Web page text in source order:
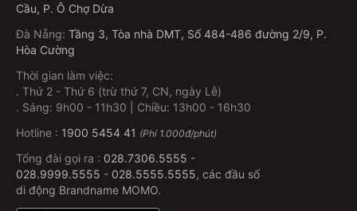
Cầu, P. Ô Chợ Dừa
Đà Nẵng: Tầng 3, Tòa nhà DMT, Số 484-486 đường 2/9, P.
Hòa Cường
Thời gian làm việc:
. Thứ 2 - Thứ 6 (trừ thứ 7, CN, ngày Lễ)
. Sáng: 9h00 - 11h30 | Chiều: 13h00 - 16h30
Hotline : 1900 5454 41 (Phí 1.000đ/phút)
Tổng đài gọi ra : 028.7306.5555 -
028.9999.5555 - 028.5555.5555, các đầu số
di động Brandname MOMO.